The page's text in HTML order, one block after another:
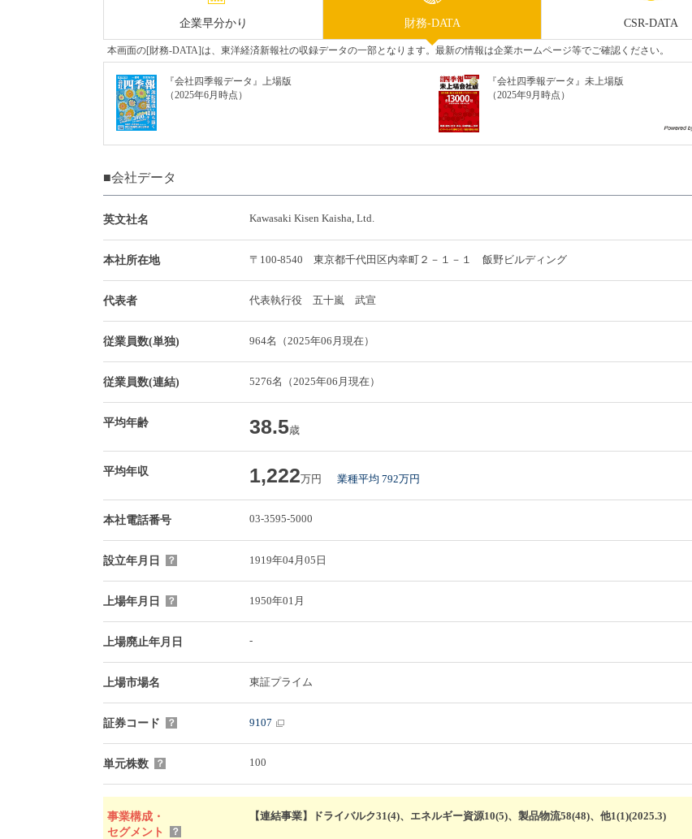
企業早分かり 財務-DATA CSR-DATA
本画面の[財務-DATA]は、東洋経済新報社の収録データの一部となります。最新の情報は企業ホームページ等でご確認ください。
『会社四季報データ』上場版
（2025年6月時点）
『会社四季報データ』未上場版
（2025年9月時点）
■会社データ
英文社名 Kawasaki Kisen Kaisha, Ltd.
本社所在地 〒100-8540 東京都千代田区内幸町２－１－１ 飯野ビルディング
代表者 代表執行役 五十嵐 武宣
従業員数(単独) 964名（2025年06月現在）
従業員数(連結) 5276名（2025年06月現在）
平均年齢 38.5歳
平均年収 1,222万円 業種平均 792万円
本社電話番号 03-3595-5000
設立年月日 ？ 1919年04月05日
上場年月日 ？ 1950年01月
上場廃止年月日 -
上場市場名 東証プライム
証券コード ？ 9107
単元株数 ？ 100
事業構成・
セグメント
？
【連結事業】ドライバルク31(4)、エネルギー資源10(5)、製品物流58(48)、他1(1)(2025.3)